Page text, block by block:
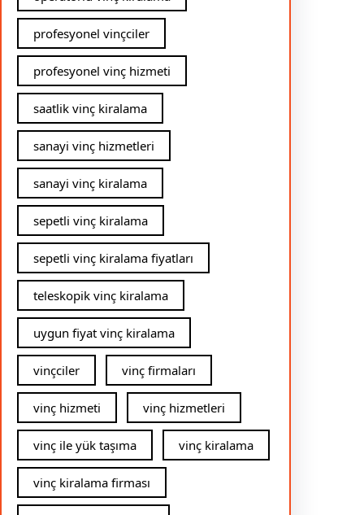
profesyonel vinçciler
profesyonel vinç hizmeti
saatlik vinç kiralama
sanayi vinç hizmetleri
sanayi vinç kiralama
sepetli vinç kiralama
sepetli vinç kiralama fiyatları
teleskopik vinç kiralama
uygun fiyat vinç kiralama
vinçciler vinç firmaları
vinç hizmeti vinç hizmetleri
vinç ile yük taşıma vinç kiralama
vinç kiralama firması